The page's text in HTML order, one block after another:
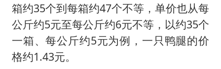
箱约35个到每箱约47个不等，单价也从每
公斤约5元至每公斤约6元不等，以约35个
一箱、每公斤约5元为例，一只鸭腿的价
格约1.43元。